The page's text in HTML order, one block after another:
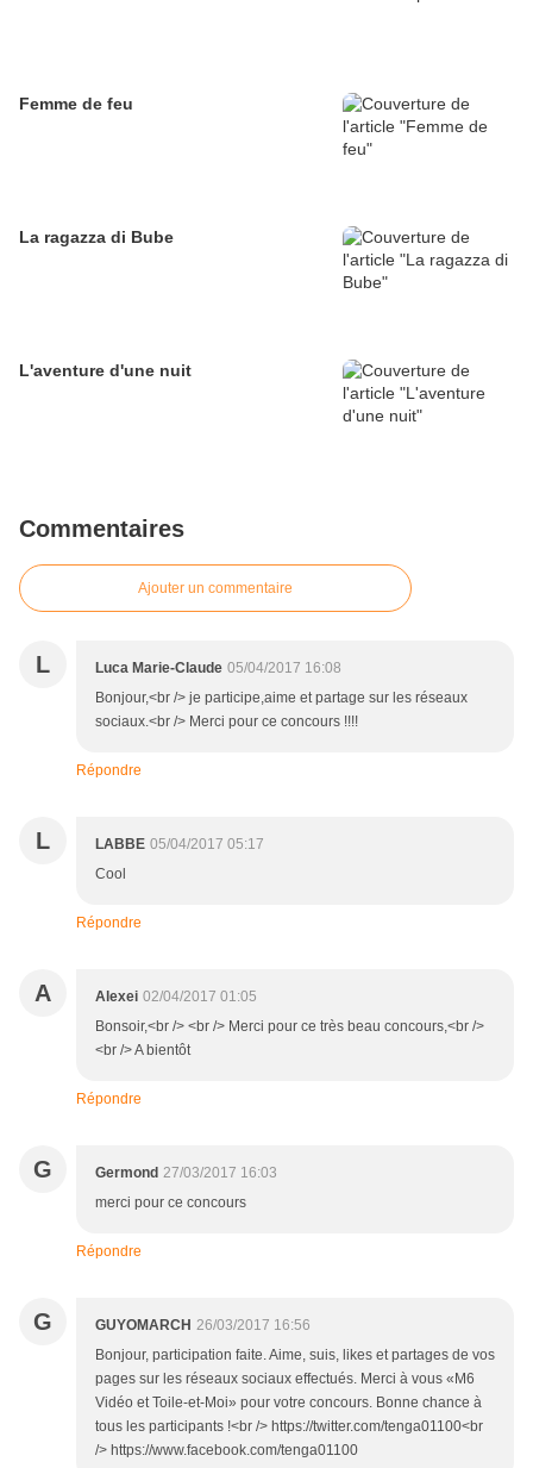
Femme de feu
La ragazza di Bube
L'aventure d'une nuit
Commentaires
Ajouter un commentaire
L Luca Marie-Claude 05/04/2017 16:08
Bonjour,<br /> je participe,aime et partage sur les réseaux
sociaux.<br /> Merci pour ce concours !!!!
Répondre
L LABBE 05/04/2017 05:17
Cool
Répondre
A Alexei 02/04/2017 01:05
Bonsoir,<br /> <br /> Merci pour ce très beau concours,<br />
<br /> A bientôt
Répondre
G Germond 27/03/2017 16:03
merci pour ce concours
Répondre
G GUYOMARCH 26/03/2017 16:56
Bonjour, participation faite. Aime, suis, likes et partages de vos
pages sur les réseaux sociaux effectués. Merci à vous «M6
Vidéo et Toile-et-Moi» pour votre concours. Bonne chance à
tous les participants !<br /> https://twitter.com/tenga01100<br
/> https://www.facebook.com/tenga01100